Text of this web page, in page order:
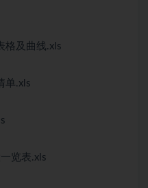
格及曲线.xls
单.xls
览表.xls